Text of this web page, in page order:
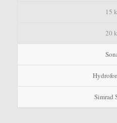
15
20
Simrad